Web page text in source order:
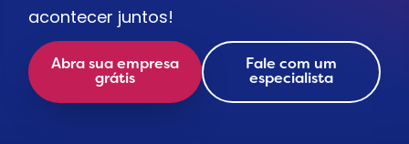
acontecer juntos!
Abra sua empresa
grátis
Fale com um
especialista